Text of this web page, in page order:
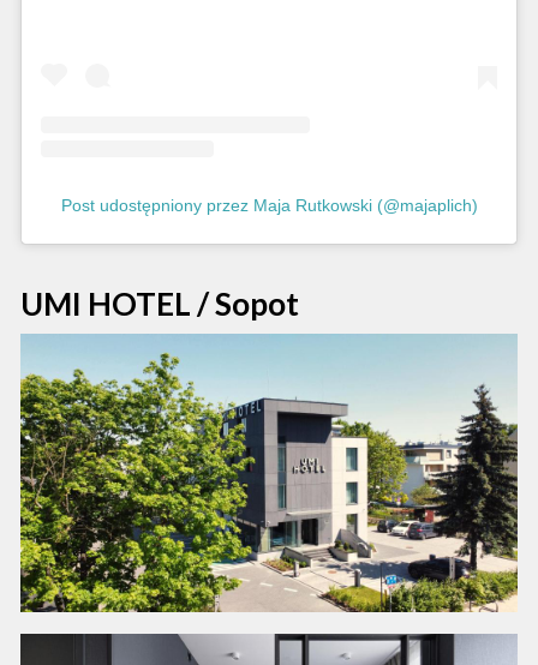
Post udostępniony przez Maja Rutkowski (@majaplich)
UMI HOTEL / Sopot